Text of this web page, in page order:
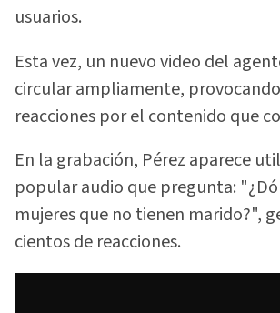
usuarios.
Esta vez, un nuevo video del
circular ampliamente,
reacciones por el contenido que
En la grabación, Pérez aparece
popular audio que pregunta:
mujeres que no tienen marido?",
cientos de reacciones.